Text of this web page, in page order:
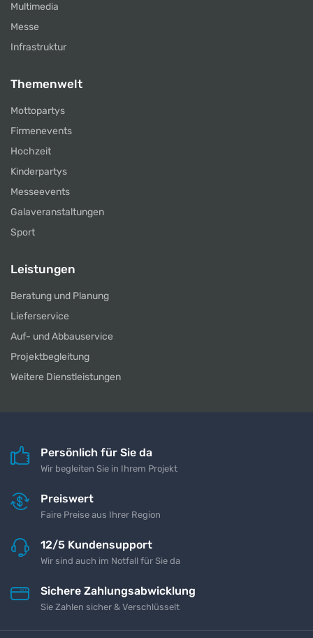
Multimedia
Messe
Infrastruktur
Themenwelt
Mottopartys
Firmenevents
Hochzeit
Kinderpartys
Messeevents
Galaveranstaltungen
Sport
Leistungen
Beratung und Planung
Lieferservice
Auf- und Abbauservice
Projektbegleitung
Weitere Dienstleistungen
Persönlich für Sie da
Wir begleiten Sie in Ihrem Projekt
Preiswert
Faire Preise aus Ihrer Region
12/5 Kundensupport
Wir sind auch im Notfall für Sie da
Sichere Zahlungsabwicklung
Sie Zahlen sicher & Verschlüsselt